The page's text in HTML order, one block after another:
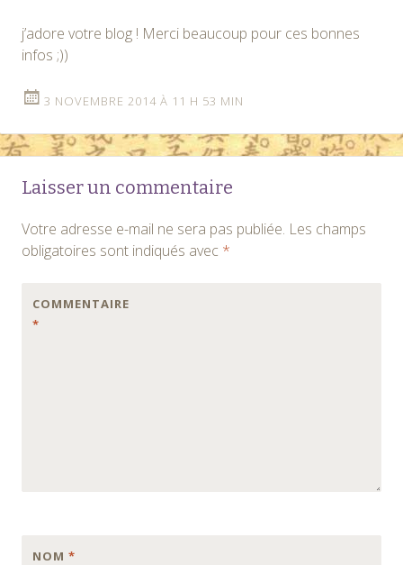
j’adore votre blog ! Merci beaucoup pour ces bonnes
infos ;))
3 NOVEMBRE 2014 À 11 H 53 MIN
Laisser un commentaire
Votre adresse e-mail ne sera pas publiée. Les champs
obligatoires sont indiqués avec *
COMMENTAIRE
*
NOM *